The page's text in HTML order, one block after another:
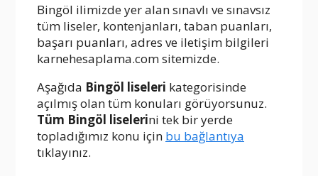
Bingöl ilimizde yer alan sınavlı ve sınavsız
tüm liseler, kontenjanları, taban puanları,
başarı puanları, adres ve iletişim bilgileri
karnehesaplama.com sitemizde.
Aşağıda Bingöl liseleri kategorisinde
açılmış olan tüm konuları görüyorsunuz.
Tüm Bingöl liselerini tek bir yerde
topladığımız konu için bu bağlantıya
tıklayınız.